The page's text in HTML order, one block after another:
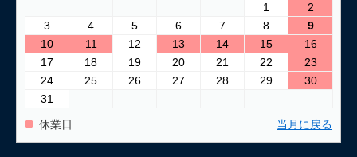
1
2
3
4 5 6 7 8
9
10
11 12 13 14 15
16
17
18 19 20 21 22
23
24
25 26 27 28 29
30
31
休業日 当月に戻る